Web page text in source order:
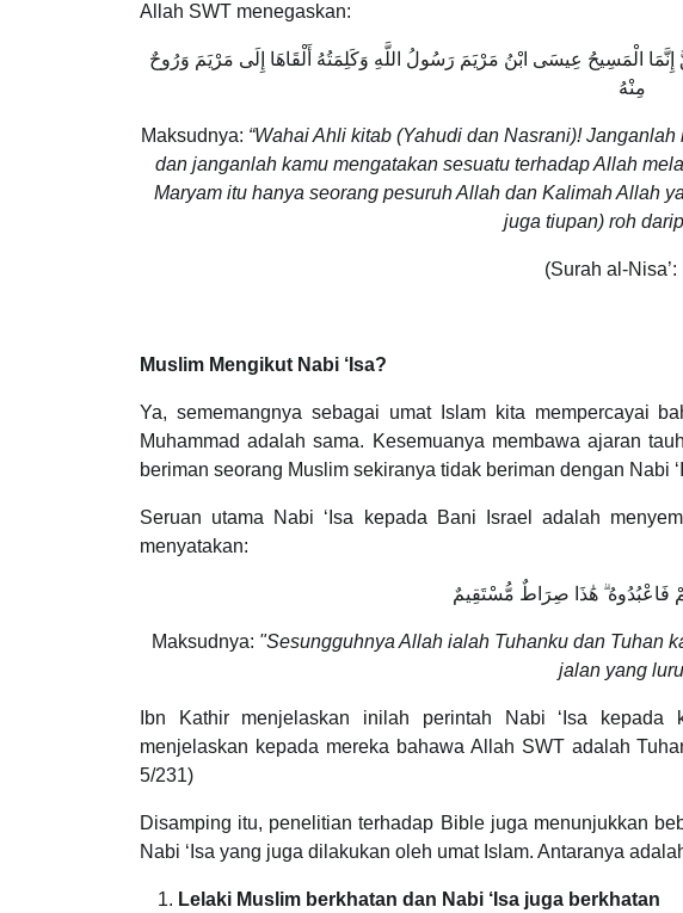
Allah SWT menegaskan:
إِنَّمَا الْمَسِيحُ عِيسَى ابْنُ مَرْيَمَ رَسُولُ اللَّهِ وَكَلِمَتُهُ أَلْقَاهَا إِلَى مَرْيَمَ وَرُوحٌ
مِنْهُ
Maksudnya: “Wahai Ahli kitab (Yahudi dan Nasrani)!
dan janganlah kamu mengatakan sesuatu terhadap Allah
Maryam itu hanya seorang pesuruh Allah dan Kalimah Allah
juga tiupan) roh
(Surah al-Nisa’:
Muslim Mengikut Nabi ‘Isa?
Ya, sememangnya sebagai umat Islam kita mempercayai
Muhammad adalah sama. Kesemuanya membawa ajaran
beriman seorang Muslim sekiranya tidak beriman dengan Nabi
Seruan utama Nabi ‘Isa kepada Bani Israel adalah
menyatakan:
فَاعْبُدُوهُ ۗ هَٰذَا صِرَاطٌ مُّسْتَقِيمٌ
Maksudnya: "Sesungguhnya Allah ialah Tuhanku dan Tuhan
jalan yang
Ibn Kathir menjelaskan inilah perintah Nabi ‘Isa
menjelaskan kepada mereka bahawa Allah SWT adalah
5/231)
Disamping itu, penelitian terhadap Bible juga menunjukkan
Nabi ‘Isa yang juga dilakukan oleh umat Islam. Antaranya
Lelaki Muslim berkhatan dan Nabi ‘Isa juga berkhatan